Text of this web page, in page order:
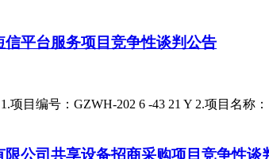
平台服务项目竞争性谈判公告
项目编号：GZWH-202 6 -43 21 Y 2.项目名称
公司共享设备招商采购项目竞争性谈